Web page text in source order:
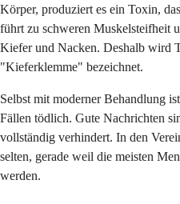
Körper, produziert es ein Toxin,
führt zu schweren Muskelsteifheit
Kiefer und Nacken. Deshalb wird
"Kieferklemme" bezeichnet.
Selbst mit moderner Behandlung
Fällen tödlich. Gute Nachrichten
vollständig verhindert. In den
selten, gerade weil die meisten
werden.